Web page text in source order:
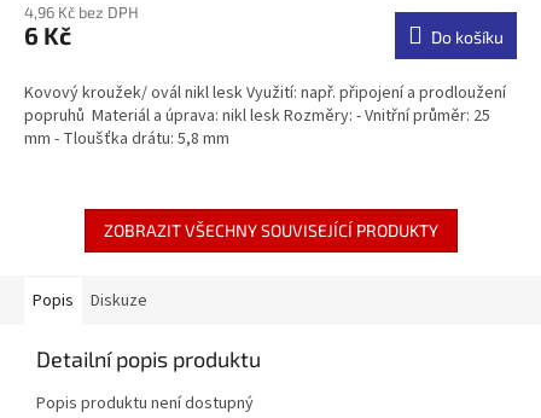
4,96 Kč bez DPH
6 Kč Do košíku
Kovový kroužek/ ovál nikl lesk Využití: např. připojení a prodloužení
popruhů Materiál a úprava: nikl lesk Rozměry: - Vnitřní průměr: 25
mm - Tloušťka drátu: 5,8 mm
ZOBRAZIT VŠECHNY SOUVISEJÍCÍ PRODUKTY
Popis Diskuze
Detailní popis produktu
Popis produktu není dostupný